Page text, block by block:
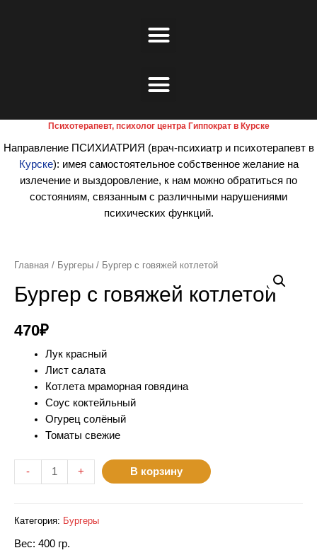
Психотерапевт, психолог центра Гиппократ в Курске
Направление ПСИХИАТРИЯ (врач-психиатр и психотерапевт в
Курске): имея самостоятельное собственное желание на
излечение и выздоровление, к нам можно обратиться по
состояниям, связанным с различными нарушениями
психических функций.
Главная / Бургеры / Бургер с говяжей котлетой
Бургер с говяжей котлетой
470₽
Лук красный
Лист салата
Котлета мраморная говядина
Соус коктейльный
Огурец солёный
Томаты свежие
- + В корзину
Категория: Бургеры
Вес: 400 гр.